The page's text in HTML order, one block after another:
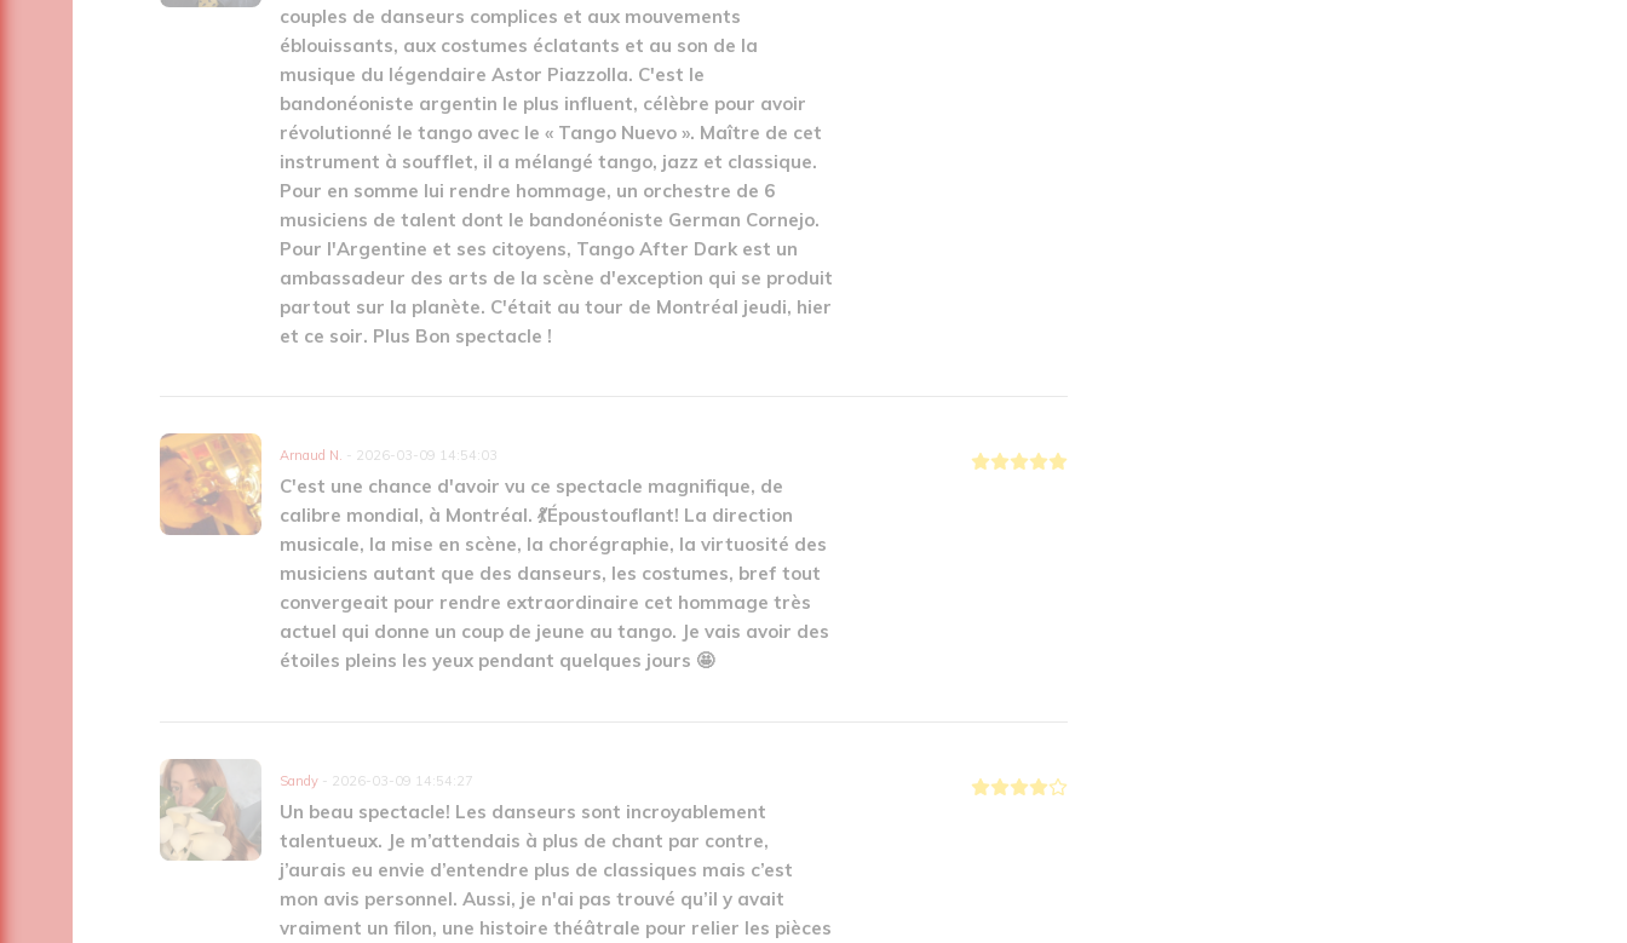
couples de danseurs complices et aux mouvements
éblouissants, aux costumes éclatants et au son de la
musique du légendaire Astor Piazzolla. C'est le
bandonéoniste argentin le plus influent, célèbre pour avoir
révolutionné le tango avec le « Tango Nuevo ». Maître de cet
instrument à soufflet, il a mélangé tango, jazz et classique.
Pour en somme lui rendre hommage, un orchestre de 6
musiciens de talent dont le bandonéoniste German Cornejo.
Pour l'Argentine et ses citoyens, Tango After Dark est un
ambassadeur des arts de la scène d'exception qui se produit
partout sur la planète. C'était au tour de Montréal jeudi, hier
et ce soir. Plus Bon spectacle !
Arnaud N. - 2026-03-09 14:54:03
C'est une chance d'avoir vu ce spectacle magnifique, de
calibre mondial, à Montréal. 💃Époustouflant! La direction
musicale, la mise en scène, la chorégraphie, la virtuosité des
musiciens autant que des danseurs, les costumes, bref tout
convergeait pour rendre extraordinaire cet hommage très
actuel qui donne un coup de jeune au tango. Je vais avoir des
étoiles pleins les yeux pendant quelques jours 🤩
Sandy - 2026-03-09 14:54:27
Un beau spectacle! Les danseurs sont incroyablement
talentueux. Je m’attendais à plus de chant par contre,
j’aurais eu envie d’entendre plus de classiques mais c’est
mon avis personnel. Aussi, je n'ai pas trouvé qu’il y avait
vraiment un filon, une histoire théâtrale pour relier les pièces